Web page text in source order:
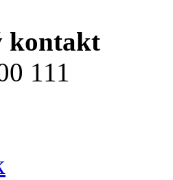
kontakt
111